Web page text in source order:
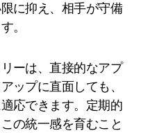
に抑え、相手が守備
。
ーは、直接的なアプ
ップに直面しても、
応できます。定期的
の統一感を育むこと